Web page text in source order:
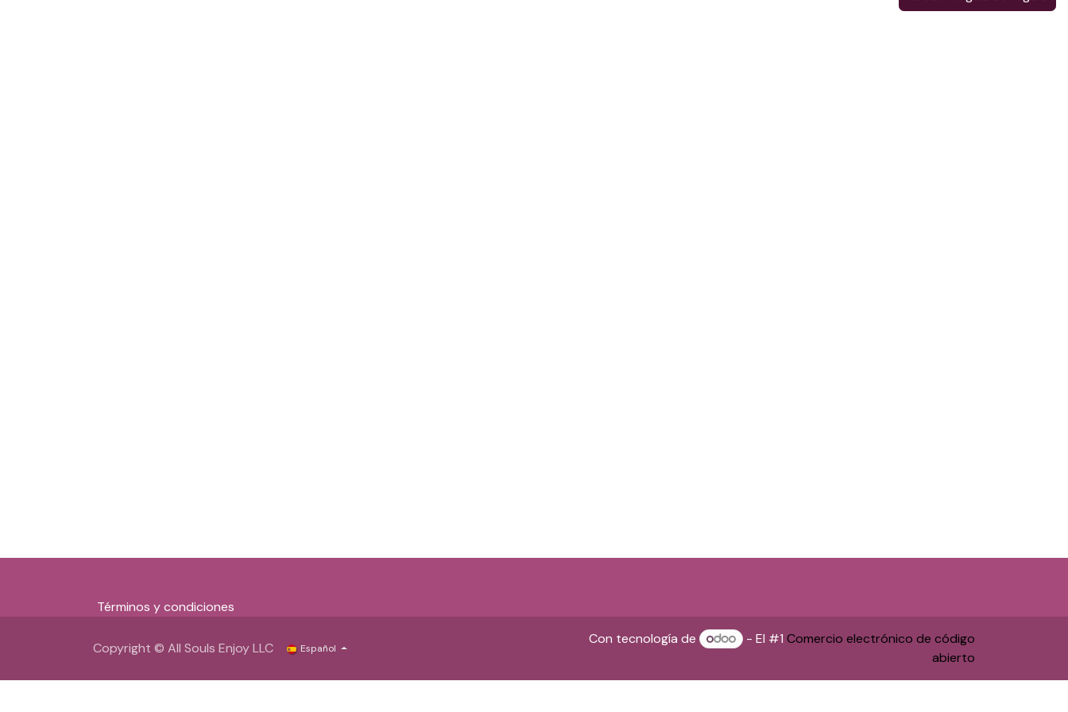
Términos y condiciones
Copyright © All Souls Enjoy LLC Español
Con tecnología de - El #1 Comercio electrónico de código
abierto